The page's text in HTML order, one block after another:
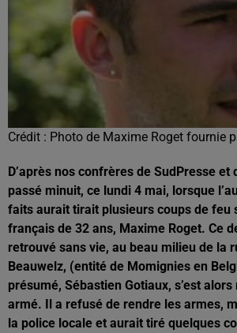
Crédit : Photo de Maxime Roget fournie
D’après nos confrères de SudPresse et
passé minuit, ce lundi 4 mai, lorsque
faits aurait tirait plusieurs coups de feu
français de 32 ans, Maxime Roget. Ce
retrouvé sans vie, au beau milieu de la
Beauwelz, (entité de Momignies en
présumé, Sébastien Gotiaux, s’est
armé. Il a refusé de rendre les armes,
la police locale et aurait tiré quelques